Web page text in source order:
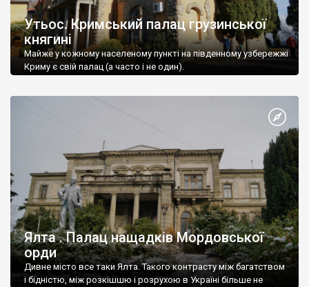
Утьос. Кримський палац грузинської
княгині
Майже у кожному населеному пункті на південному узбережжі
Криму є свій палац (а часто і не один).
Ялта . Палац нащадків Мордовської
орди
Дивне місто все таки Ялта. Такого контрасту між багатством
і бідністю, між розкішшю і розрухою в Україні більше не